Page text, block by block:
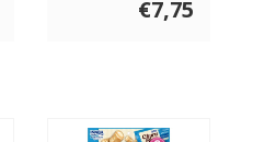
€7,75